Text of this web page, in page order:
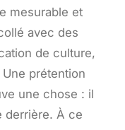
mesurable et
avec des
de culture,
prétention
une chose : il
derrière. À ce